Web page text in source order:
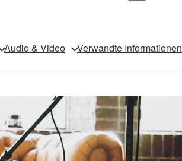
Audio & Video Verwandte Informationen